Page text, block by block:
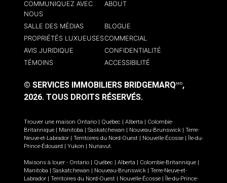
COMMUNIQUEZ AVEC
NOUS
ABOUT
SALLE DES MÉDIAS
BLOGUE
PROPRIÉTÉS LUXUEUSESCOMMERCIAL
AVIS JURIDIQUE
CONFIDENTIALITÉ
TÉMOINS
ACCESSIBILITÉ
© SERVICES IMMOBILIERS BRIDGEMARQ MD,
2026. TOUS DROITS RÉSERVÉS.
Trouver une maison Ontario | Québec | Alberta | Colombie-
Britannique | Manitoba | Saskatchewan | Nouveau-Brunswick | Terre-
Neuve-et-Labrador | Territoires du Nord-Ouest | Nouvelle-Écosse | Île-du-
Prince-Édouard | Yukon | Nunavut.
Maisons à louer - Ontario | Québec | Alberta | Colombie-Britannique |
Manitoba | Saskatchewan | Nouveau-Brunswick | Terre-Neuve-et-
Labrador | Territoires du Nord-Ouest | Nouvelle-Écosse | Île-du-Prince-